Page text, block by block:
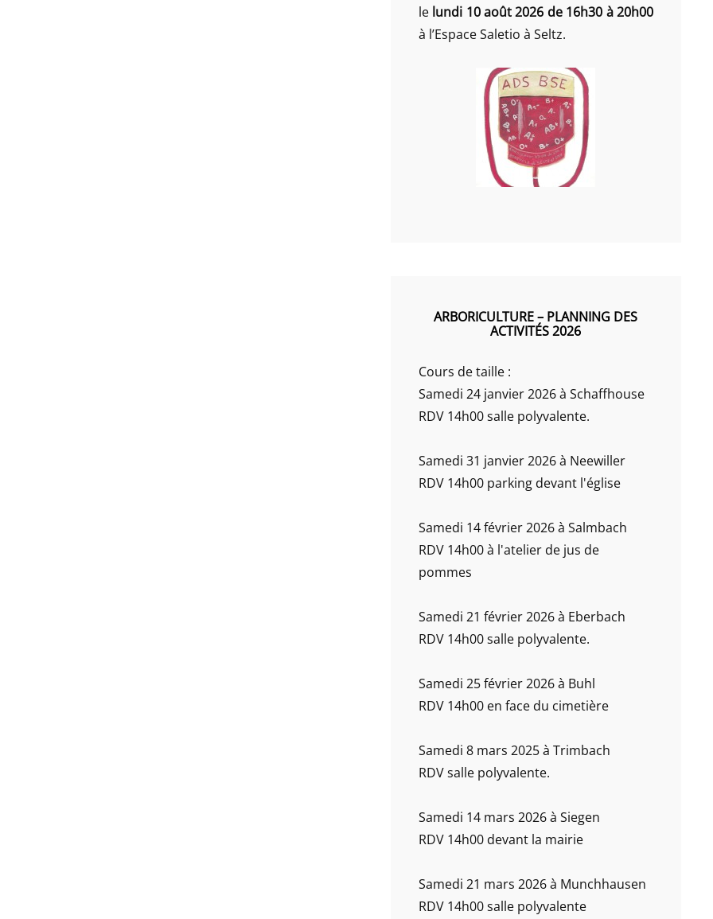
le lundi 10 août 2026 de 16h30 à 20h00
à l’Espace Saletio à Seltz.
ARBORICULTURE – PLANNING DES
ACTIVITÉS 2026
Cours de taille :
Samedi 24 janvier 2026 à Schaffhouse
RDV 14h00 salle polyvalente.
Samedi 31 janvier 2026 à Neewiller
RDV 14h00 parking devant l'église
Samedi 14 février 2026 à Salmbach
RDV 14h00 à l'atelier de jus de
pommes
Samedi 21 février 2026 à Eberbach
RDV 14h00 salle polyvalente.
Samedi 25 février 2026 à Buhl
RDV 14h00 en face du cimetière
Samedi 8 mars 2025 à Trimbach
RDV salle polyvalente.
Samedi 14 mars 2026 à Siegen
RDV 14h00 devant la mairie
Samedi 21 mars 2026 à Munchhausen
RDV 14h00 salle polyvalente